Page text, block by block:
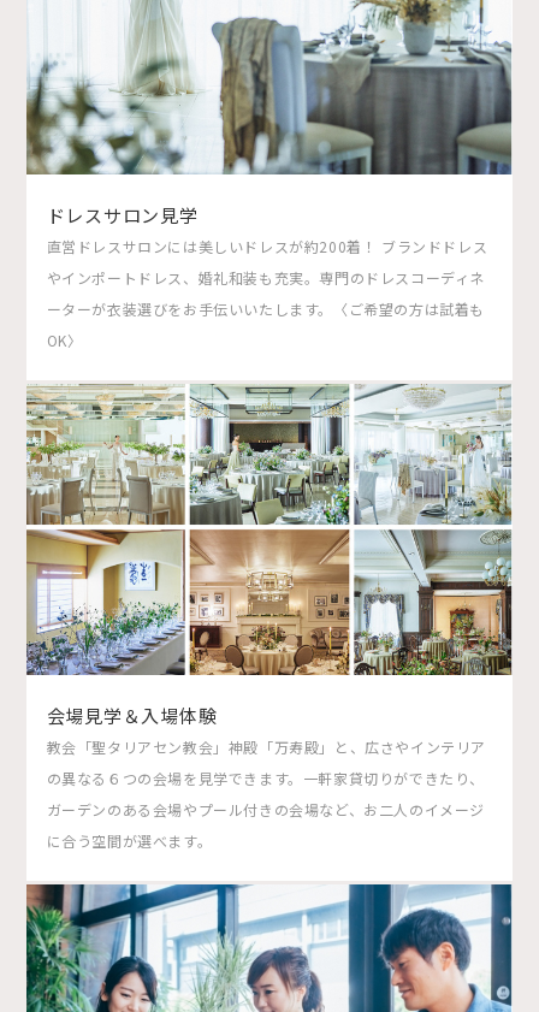
ドレスサロン見学
直営ドレスサロンには美しいドレスが約200着！ ブランドドレス
やインポートドレス、婚礼和装も充実。専門のドレスコーディネ
ーターが衣装選びをお手伝いいたします。〈ご希望の方は試着も
OK〉
会場見学＆入場体験
教会「聖タリアセン教会」神殿「万寿殿」と、広さやインテリア
の異なる６つの会場を見学できます。一軒家貸切りができたり、
ガーデンのある会場やプール付きの会場など、お二人のイメージ
に合う空間が選べます。